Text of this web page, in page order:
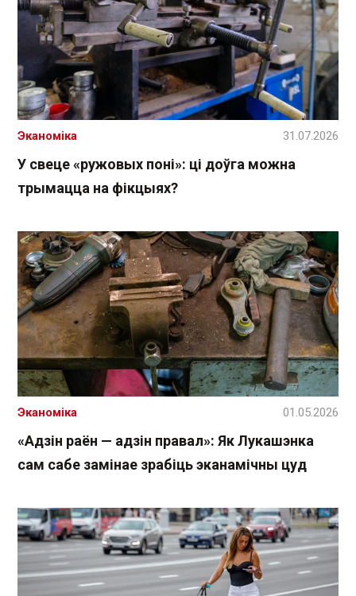
У свеце «ружовых поні»: ці доўга можна
трымацца на фікцыях?
Эканоміка 31.07.2026
«Адзін раён — адзін правал»: Як Лукашэнка
сам сабе замінае зрабіць эканамічны цуд
Эканоміка 01.05.2026